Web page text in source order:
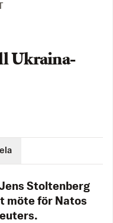
Ukraina-
Stoltenberg
möte för Natos